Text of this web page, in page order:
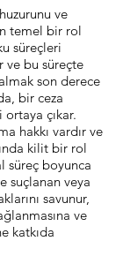
ve
temel bir rol
süreçleri
ve bu süreçte
son derece
bir ceza
ortaya çıkar.
hakkı vardır ve
kilit bir rol
süreç boyunca
suçlanan veya
savunur,
ve
katkıda